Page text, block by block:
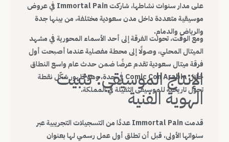
على مدار سنوات نشاطها، شاركت Immortal Pain في عروض
موسيقية متعددة داخل مدن سعودية مختلفة، من بينها جدة
والرياض والدمام.
ومع الوقت، تحولت الفرقة إلى أحد الأسماء المحورية في مشهد
الميتال المحلي، وصولًا إلى محطة مفصلية عندما أصبحت أول
فرقة ميتال سعودية تقدم عرضًا ضمن حدث عام واسع النطاق
خلال Comic Con Arabia في جدة، وهو ظهور شكّل نقطة
تحول تاريخية للموسيقى الثقيلة في المملكة.
الإنتاج الموسيقي: تثبيت
الهوية الفنية
قدمت Immortal Pain عددًا من التسجيلات التجريبية عبر
سنواتها الأولى، قبل أن تطلق أول عمل رسمي لها بعنوان